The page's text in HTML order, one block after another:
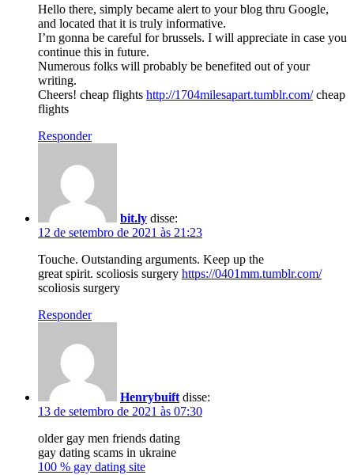
Hello there, simply became alert to your blog thru Google,
and located that it is truly informative.
I’m gonna be careful for brussels. I will appreciate in case you
continue this in future.
Numerous folks will probably be benefited out of your
writing.
Cheers! cheap flights http://1704milesapart.tumblr.com/cheap
flights
Responder
bit.ly disse:
12 de setembro de 2021 às 21:23
Touche. Outstanding arguments. Keep up the
great spirit. scoliosis surgery https://0401mm.tumblr.com/
scoliosis surgery
Responder
Henrybuift disse:
13 de setembro de 2021 às 07:30
older gay men friends dating
gay dating scams in ukraine
100 % gay dating site